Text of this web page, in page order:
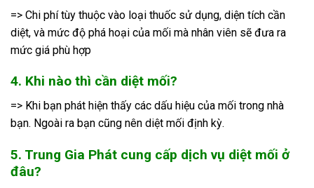
=> Chi phí tùy thuộc vào loại thuốc sử dụng, diện tích cần
diệt, và mức độ phá hoại của mối mà nhân viên sẽ đưa ra
mức giá phù hợp
4. Khi nào thì cần diệt mối?
=> Khi bạn phát hiện thấy các dấu hiệu của mối trong nhà
bạn. Ngoài ra bạn cũng nên diệt mối định kỳ.
5. Trung Gia Phát cung cấp dịch vụ diệt mối ở
đâu?